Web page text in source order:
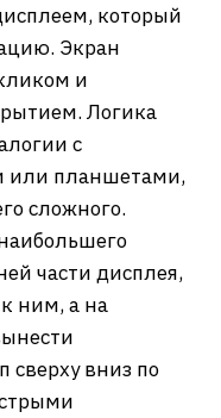
который
Экран
и
Логика
с
или планшетами,
сложного.
части дисплея,
ним, а на
вниз по